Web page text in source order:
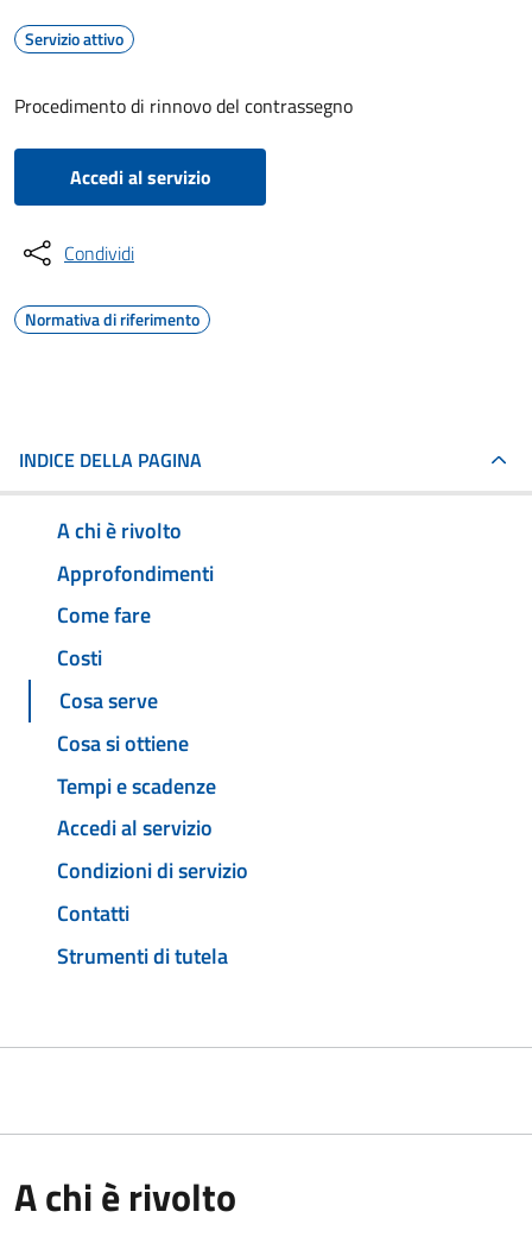
Servizio attivo
Procedimento di rinnovo del contrassegno
Accedi al servizio
Condividi
Normativa di riferimento
INDICE DELLA PAGINA
A chi è rivolto
Approfondimenti
Come fare
Costi
Cosa serve
Cosa si ottiene
Tempi e scadenze
Accedi al servizio
Condizioni di servizio
Contatti
Strumenti di tutela
A chi è rivolto